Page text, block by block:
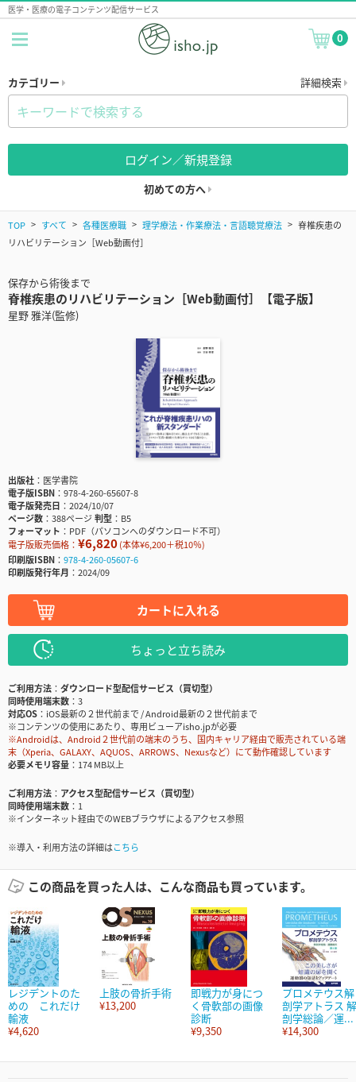
医学・医療の電子コンテンツ配信サービス
0
カテゴリー 詳細検索
ログイン／新規登録
初めての方へ
TOP すべて 各種医療職 理学療法・作業療法・言語聴覚療法
脊椎疾患の
リハビリテーション［Web動画付］
保存から術後まで
脊椎疾患のリハビリテーション［Web動画付］【電子版】
星野 雅洋(監修)
出版社
医学書院
電子版ISBN
978-4-260-65607-8
電子版発売日
2024/10/07
ページ数
388ページ判型
B5
フォーマット
PDF（パソコンへのダウンロード不可）
電子版販売価格： ¥6,820(本体¥6,200＋税10％)
印刷版ISBN
978-4-260-05607-6
印刷版発行年月
2024/09
カートに入れる
ちょっと立ち読み
ご利用方法
ダウンロード型配信サービス（買切型）
同時使用端末数
3
対応OS
iOS最新の２世代前まで / Android最新の２世代前まで
※コンテンツの使用にあたり、専用ビューアisho.jpが必要
※Androidは、Android２世代前の端末のうち、国内キャリア経由で販売されている端
末（Xperia、GALAXY、AQUOS、ARROWS、Nexusなど）にて動作確認しています
必要メモリ容量
174 MB以上
ご利用方法
アクセス型配信サービス（買切型）
同時使用端末数
1
※インターネット経由でのWEBブラウザによるアクセス参照
※導入・利用方法の詳細はこちら
この商品を買った人は、こんな商品も買っています。
レジデントのた
めの これだけ
輸液
¥4,620
上肢の骨折手術
¥13,200
即戦力が身につ
く骨軟部の画像
診断
¥9,350
プロメテウス解
剖学アトラス 解
剖学総論／運...
¥14,300